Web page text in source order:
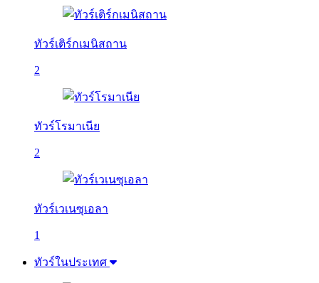
ทัวร์เติร์กเมนิสถาน
2
ทัวร์โรมาเนีย
2
ทัวร์เวเนซุเอลา
1
ทัวร์ในประเทศ